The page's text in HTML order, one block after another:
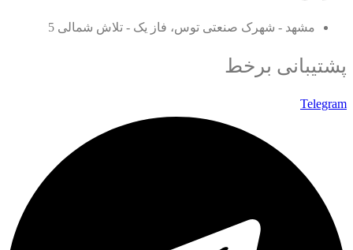
مشهد - شهرک صنعتی توس، فاز یک - تلاش شمالی 5
پشتیبانی برخط
Telegram